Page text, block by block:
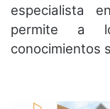
especialista
permite a
conocimientos